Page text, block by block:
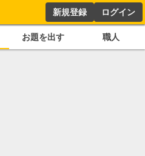
新規登録 ログイン
お題を出す 職人